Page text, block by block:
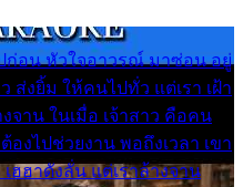
ก่อน หัวใจอาวรณ์ มาซ่อน อยู่
ส่งยิ้ม ให้คนไปทั่ว แต่เรา เฝ้า
จาน ในเมื่อ เจ้าสาว คือคน
งไปช่วยงาน พอถึงเวลา เขา
ฮฮาดังลั่น แต่เราล้างจาน